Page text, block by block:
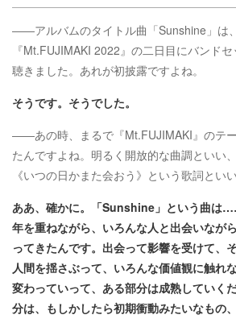
――アルバムのタイトル曲「Sunshine」は、
『Mt.FUJIMAKI 2022』の二日目にバンド
聴きました。あれが初披露ですよね。
そうです。そうでした。
――あの時、まるで『Mt.FUJIMAKI』のテ
たんですよね。明るく開放的な曲調といい
《いつの日かまた会おう》という歌詞といい
ああ、確かに。「Sunshine」という曲は
年を重ねながら、いろんな人と出会いなが
ってきたんです。出会って影響を受けて、
人間を揺さぶって、いろんな価値観に触れ
変わっていって、ある部分は成熟していく
分は、もしかしたら初期衝動みたいなもの